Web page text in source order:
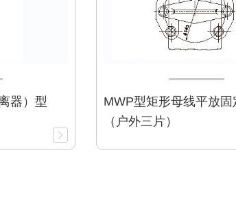
器）型
MWP型矩形母线平放固
（户外三片）